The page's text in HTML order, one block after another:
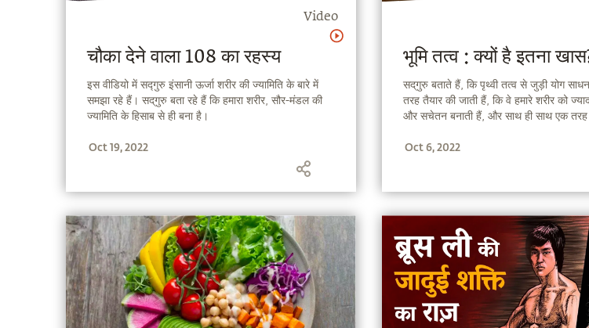
Video
चौका देने वाला 108 का रहस्य
इस वीडियो में सद्गुरु इंसानी ऊर्जा शरीर की ज्यामिति के बारे में
समझा रहे हैं। सद्‌गुरु बता रहे हैं कि हमारा शरीर, सौर-मंडल की
ज्यामिति के हिसाब से ही बना है।
Oct 19, 2022
भूमि तत्व : क्यों है इतना
सद्‌गुरु बताते हैं, कि पृथ्वी तत्व से जुड़ी योग
तरह तैयार की जाती हैं, कि वे हमारे शरीर को
और सचेतन बनाती हैं, और साथ ही साथ एक
Oct 6, 2022